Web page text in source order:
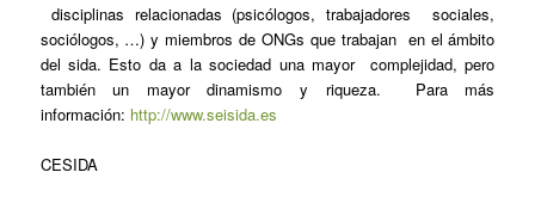
disciplinas relacionadas (psicólogos, trabajadores sociales,
sociólogos, …) y miembros de ONGs que trabajan en el ámbito
del sida. Esto da a la sociedad una mayor complejidad, pero
también un mayor dinamismo y riqueza. Para más
información: http://www.seisida.es
CESIDA